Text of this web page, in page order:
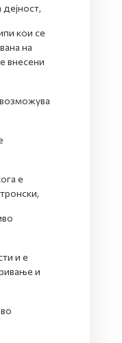
кои се
на
внесени
е
и е
и